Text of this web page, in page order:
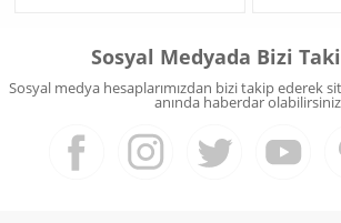
Sosyal Medyada Bizi
Sosyal medya hesaplarımızdan bizi takip ederek
anında haberdar